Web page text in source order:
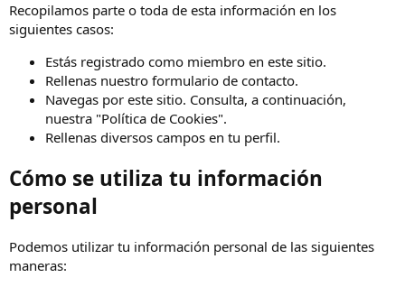
Recopilamos parte o toda de esta información en los
siguientes casos:
Estás registrado como miembro en este sitio.
Rellenas nuestro formulario de contacto.
Navegas por este sitio. Consulta, a continuación,
nuestra "Política de Cookies".
Rellenas diversos campos en tu perfil.
Cómo se utiliza tu información
personal
Podemos utilizar tu información personal de las siguientes
maneras: